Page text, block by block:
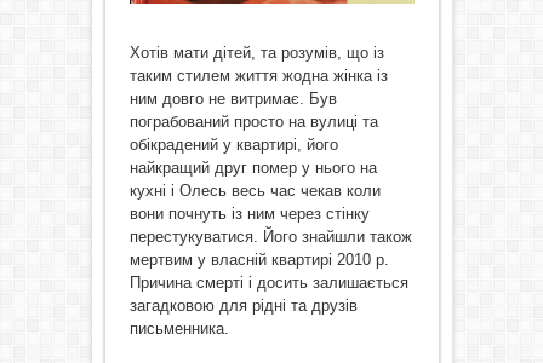
Хотів мати дітей, та розумів, що із
таким стилем життя жодна жінка із
ним довго не витримає. Був
пограбований просто на вулиці та
обікрадений у квартирі, його
найкращий друг помер у нього на
кухні і Олесь весь час чекав коли
вони почнуть із ним через стінку
перестукуватися. Його знайшли також
мертвим у власній квартирі 2010 р.
Причина смерті і досить залишається
загадковою для рідні та друзів
письменника.